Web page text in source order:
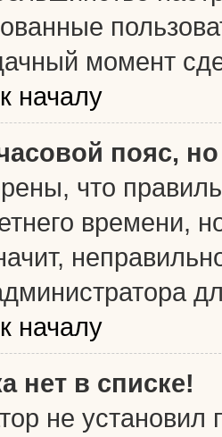
момент
началу
пояс,
что
времени,
началу
нет в списке!
не установил